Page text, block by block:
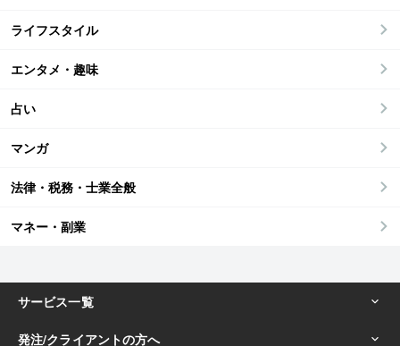
ライフスタイル
エンタメ・趣味
占い
マンガ
法律・税務・士業全般
マネー・副業